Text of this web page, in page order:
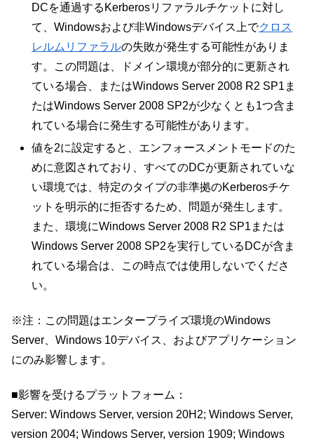
DCを通過するKerberosリファラルチケットに対し
て、Windowsおよび非Windowsデバイス上でクロス
レルムリファラルの失敗が発生する可能性がありま
す。この問題は、ドメイン環境が部分的に更新され
ている場合、またはWindows Server 2008 R2 SP1ま
たはWindows Server 2008 SP2が少なくとも1つ含ま
れている場合に発生する可能性があります。
値を2に設定すると、エンフォースメントモードのた
めに意図されており、すべてのDCが更新されていな
い環境では、特定のタイプの非準拠のKerberosチケ
ットを明示的に拒否するため、問題が発生します。
また、環境にWindows Server 2008 R2 SP1または
Windows Server 2008 SP2を実行しているDCが含ま
れている場合は、この時点では使用しないでくださ
い。
※注：この問題はエンタープライズ環境のWindows
Server、Windows 10デバイス、およびアプリケーション
にのみ影響します。
■影響を受けるプラットフォーム：
Server: Windows Server, version 20H2; Windows Server,
version 2004; Windows Server, version 1909; Windows